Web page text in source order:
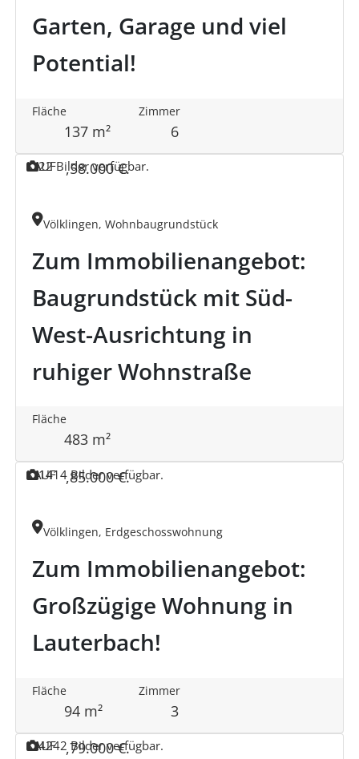
Garten, Garage und viel
Potential!
Fläche
137 m²
Zimmer
6
Völklingen, Wohnbaugrundstück
Zum Immobilienangebot:
Baugrundstück mit Süd-
West-Ausrichtung in
ruhiger Wohnstraße
KAUF ,58.000 €.
Fläche
483 m²
22 Bilder verfügbar.
Völklingen, Erdgeschosswohnung
Zum Immobilienangebot:
Großzügige Wohnung in
Lauterbach!
KAUF ,85.000 €.
Fläche
94 m²
Zimmer
3
1414 Bilder verfügbar.
KAUF ,79.000 €.
4242 Bilder verfügbar.